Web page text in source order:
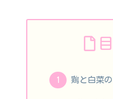
鶏と白菜